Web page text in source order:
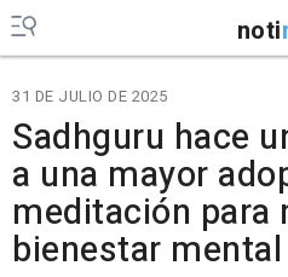
noti
31 DE JULIO DE 2025
Sadhguru hace
a una mayor
meditación para
bienestar